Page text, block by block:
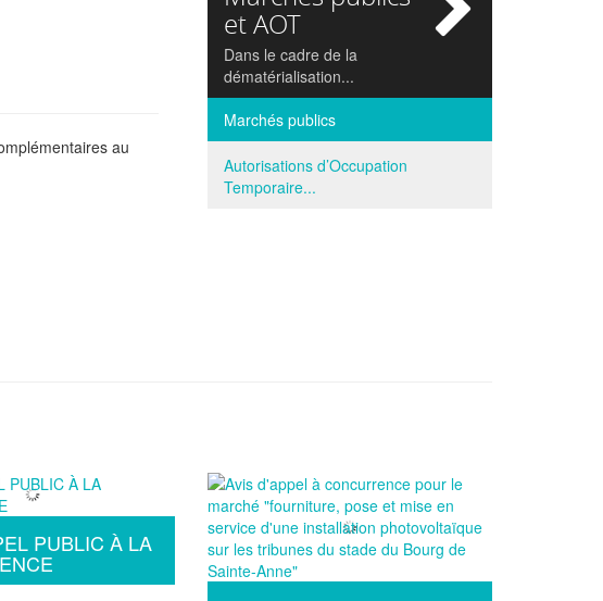
au
et AOT
Dans le cadre de la
dématérialisation...
Marchés publics
Autorisations d’Occupation
Temporaire...
PUBLIC À LA